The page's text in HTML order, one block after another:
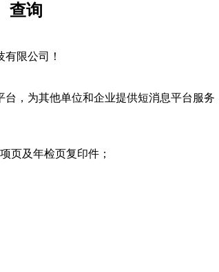
查询
有限公司！
，为其他单位和企业提供短消息平台服务
页及年检页复印件；